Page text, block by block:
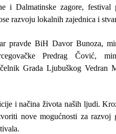
i Dalmatinske zagore,
razvoju lokalnih zajednica i
pravde BiHDavor Bunoza,
Predrag Čović,
Grada Ljubuškog Vedran
i načina života naših ljudi.
nove mogućnosti za razvoj